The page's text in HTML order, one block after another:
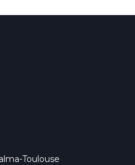
Toulouse